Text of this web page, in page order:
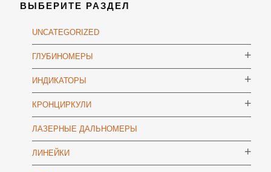
ВЫБЕРИТЕ РАЗДЕЛ
UNCATEGORIZED
ГЛУБИНОМЕРЫ
ИНДИКАТОРЫ
КРОНЦИРКУЛИ
ЛАЗЕРНЫЕ ДАЛЬНОМЕРЫ
ЛИНЕЙКИ